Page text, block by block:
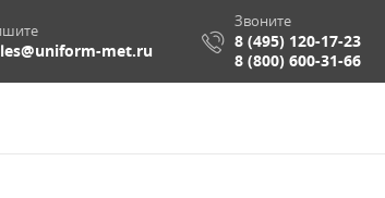
met.ru
Звоните
8 (495) 120-17-23
8 (800) 600-31-66